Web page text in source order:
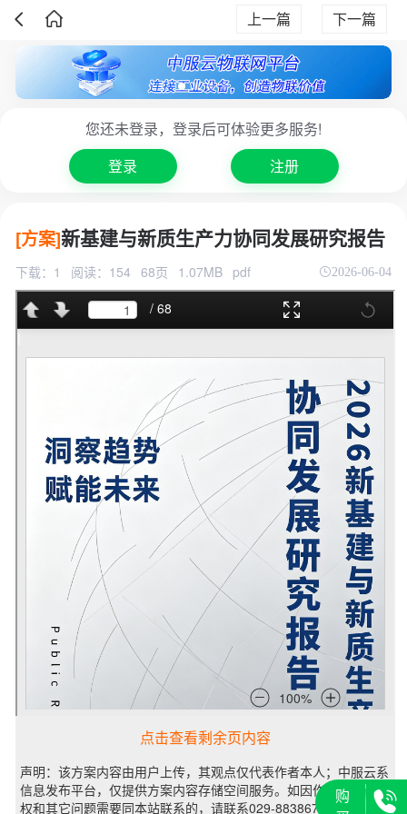
下一篇
上一篇
您还未登录，登录后可体验更多服务!
登录
注册
[方案]新基建与新质生产力协同发展研究报告
下载：1 阅读：154 68页 1.07MB pdf 2026-06-04
点击查看剩余页内容
声明：该方案内容由用户上传，其观点仅代表作者本人；中服云系
信息发布平台，仅提供方案内容存储空间服务。如因作品内容、版
权和其它问题需要同本站联系的，请联系029-88386725。
购